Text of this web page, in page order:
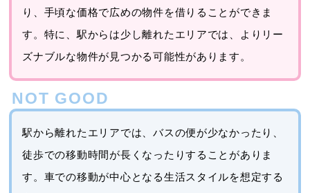
り、手頃な価格で広めの物件を借りることができま
す。特に、駅からは少し離れたエリアでは、よりリー
ズナブルな物件が見つかる可能性があります。
駅から離れたエリアでは、バスの便が少なかったり、
徒歩での移動時間が長くなったりすることがありま
す。車での移動が中心となる生活スタイルを想定する